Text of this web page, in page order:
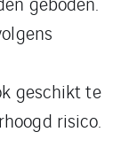
geschikt te
risico.